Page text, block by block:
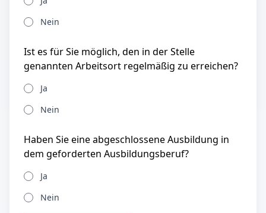
Nein
Ist es für Sie möglich, den in der Stelle
genannten Arbeitsort regelmäßig zu erreichen?
Ja
Nein
Haben Sie eine abgeschlossene Ausbildung in
dem geforderten Ausbildungsberuf?
Ja
Nein